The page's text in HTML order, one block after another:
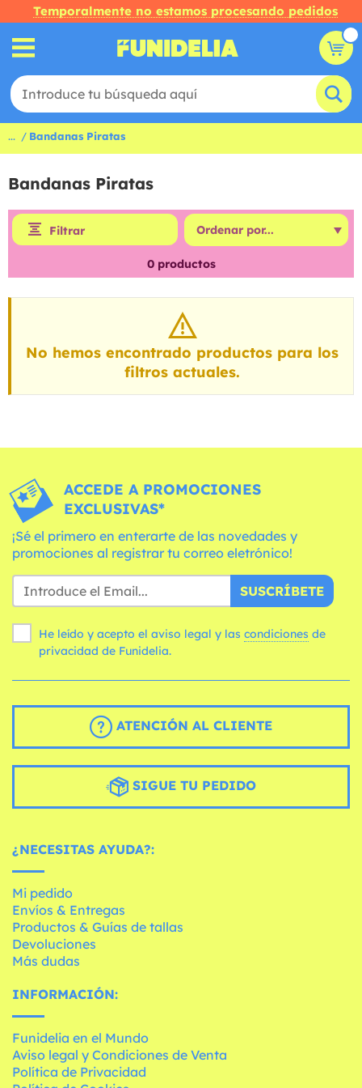
Temporalmente no estamos procesando pedidos
... Bandanas Piratas
Bandanas Piratas
Filtrar
0productos
No hemos encontrado productos para los
filtros actuales.
ACCEDE A PROMOCIONES
EXCLUSIVAS*
¡Sé el primero en enterarte de las novedades y
promociones al registrar tu correo eletrónico!
SUSCRÍBETE
He leído y acepto el aviso legal y las condiciones
privacidad de Funidelia.
ATENCIÓN AL CLIENTE
SIGUE TU PEDIDO
¿NECESITAS AYUDA?:
Mi pedido
Envíos & Entregas
Productos & Guías de tallas
Devoluciones
Más dudas
INFORMACIÓN:
Funidelia en el Mundo
Aviso legal y Condiciones de Venta
Política de Privacidad